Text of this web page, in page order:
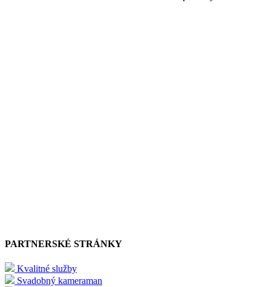
PARTNERSKÉ STRÁNKY
Kvalitné služby
Svadobný kameraman